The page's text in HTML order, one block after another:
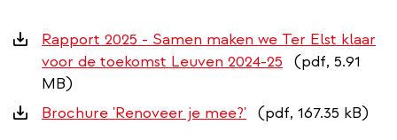
Downloads
Rapport 2025 - Samen maken we Ter Elst klaar
voor de toekomst Leuven 2024-25
(pdf, 5.91
MB)
Brochure 'Renoveer je mee?' (pdf, 167.35 kB)